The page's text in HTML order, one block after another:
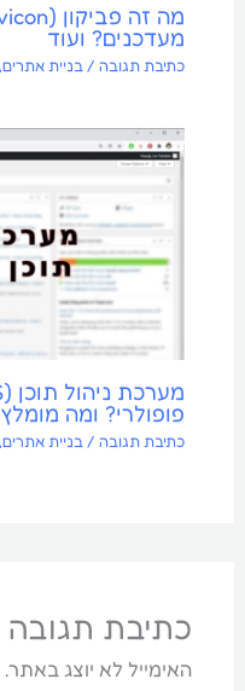
מעדכנים? ועוד
כתיבת תגובה / בניית אתרים,
פופולרי? ומה
כתיבת תגובה / בניית אתרים,
כתיבת תגובה
האימייל לא יוצג באתר.